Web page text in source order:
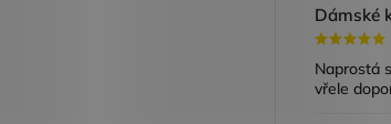
Naprostá
vřele